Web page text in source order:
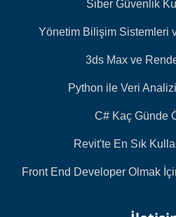
Siber Güvenlik
Yönetim Bilişim Sistemleri
3ds Max ve
Python ile Veri Analizi
C# Kaç Günde
Revit'te En Sık
Front End Developer Olmak